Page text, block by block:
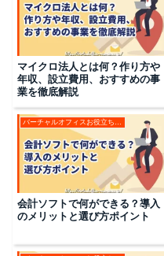
マイクロ法人とは何？作り方や
年収、設立費用、おすすめの事
業を徹底解説
会計ソフトで何ができる？導入
のメリットと選び方ポイント